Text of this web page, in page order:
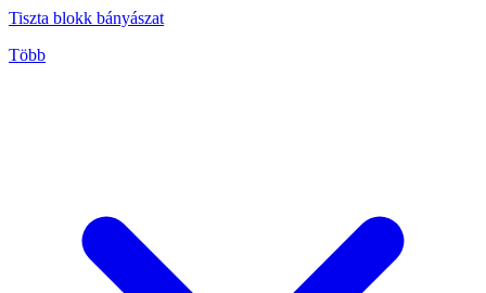
Tiszta blokk bányászat
Több